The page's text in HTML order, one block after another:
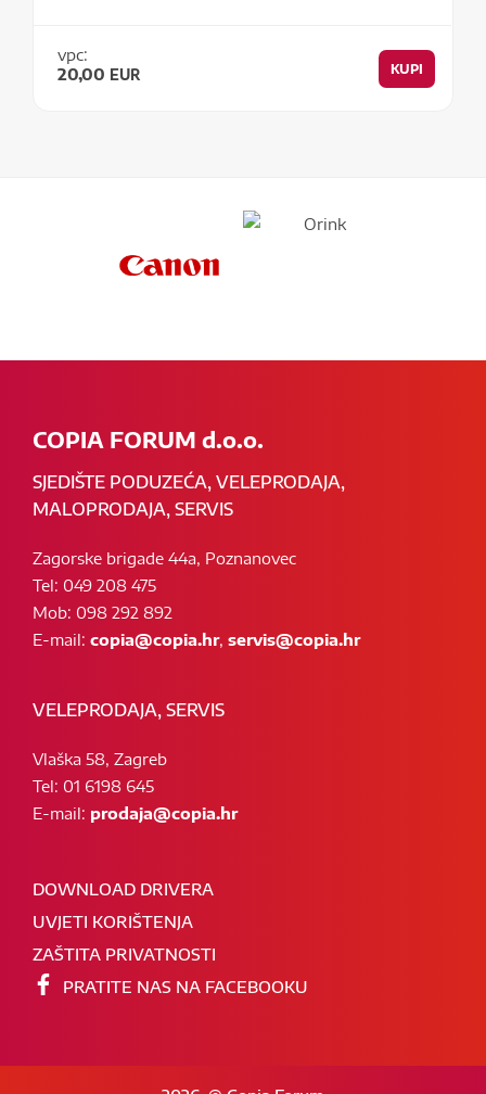
vpc:
20,00 EUR KUPI
COPIA FORUM d.o.o.
SJEDIŠTE PODUZEĆA, VELEPRODAJA,
MALOPRODAJA, SERVIS
Zagorske brigade 44a, Poznanovec
Tel: 049 208 475
Mob: 098 292 892
E-mail: copia@copia.hr, servis@copia.hr
VELEPRODAJA, SERVIS
Vlaška 58, Zagreb
Tel: 01 6198 645
E-mail: prodaja@copia.hr
DOWNLOAD DRIVERA
UVJETI KORIŠTENJA
ZAŠTITA PRIVATNOSTI
PRATITE NAS NA FACEBOOKU